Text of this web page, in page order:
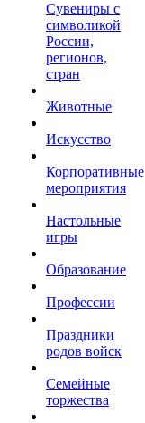
Сувениры с
символикой
России,
регионов,
стран
Животные
Искусство
Корпоративные
мероприятия
Настольные
игры
Образование
Профессии
Праздники
родов войск
Семейные
торжества